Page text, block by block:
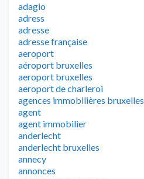
adagio
adress
adresse
adresse française
aeroport
aéroport bruxelles
aeroport bruxelles
aeroport de charleroi
agences immobilières bruxelles
agent
agent immobilier
anderlecht
anderlecht bruxelles
annecy
annonces